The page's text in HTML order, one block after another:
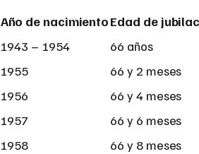
Año de nacimientoEdad de
1943 – 1954
66 años
1955
66 y 2 meses
1956
66 y 4 meses
1957
66 y 6 meses
1958
66 y 8 meses